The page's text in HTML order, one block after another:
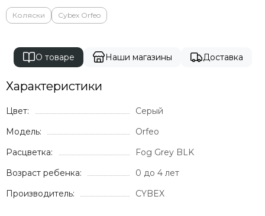
Коляски Cybex Orfeo
О товаре Наши магазины Доставка
Характеристики
Цвет:
Серый
Модель:
Orfeo
Расцветка:
Fog Grey BLK
Возраст ребенка:
0 до 4 лет
Производитель:
CYBEX